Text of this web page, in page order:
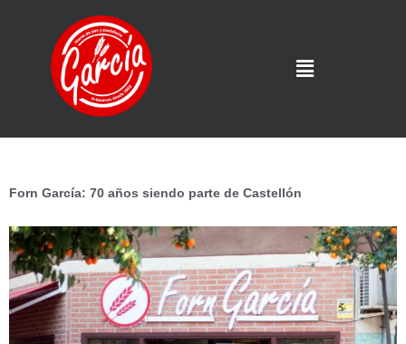
Forn García: 70 años siendo parte de Castellón